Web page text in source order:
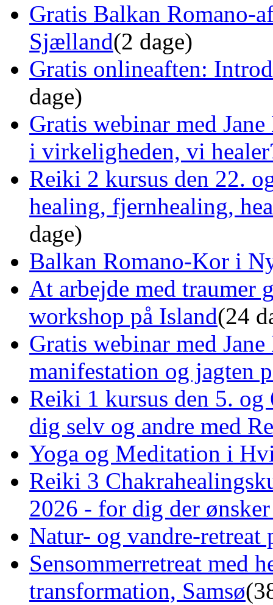
Gratis Balkan Romano-
Sjælland(2 dage)
Gratis onlineaften:
dage)
Gratis webinar med
i virkeligheden, vi
Reiki 2 kursus den 22.
healing, fjernhealing,
dage)
Balkan Romano-Kor i
At arbejde med traumer
workshop på Island(24
Gratis webinar med
manifestation og jagten
Reiki 1 kursus den 5.
dig selv og andre med
Yoga og Meditation i
Reiki 3
2026 - for dig der
Natur- og vandre-retreat
Sensommerretreat med
transformation, Samsø